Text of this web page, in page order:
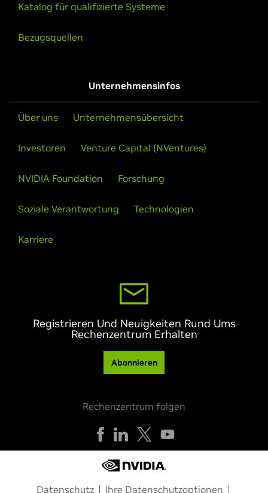
Katalog für qualifizierte Systeme
Bezugsquellen
Unternehmensinfos
Über uns Unternehmensübersicht
Investoren Venture Capital (NVentures)
NVIDIA Foundation Forschung
Soziale Verantwortung Technologien
Karriere
Registrieren Und Neuigkeiten Rund Ums
Rechenzentrum Erhalten
Abonnieren
Rechenzentrum folgen
Datenschutz Ihre Datenschutzoptionen